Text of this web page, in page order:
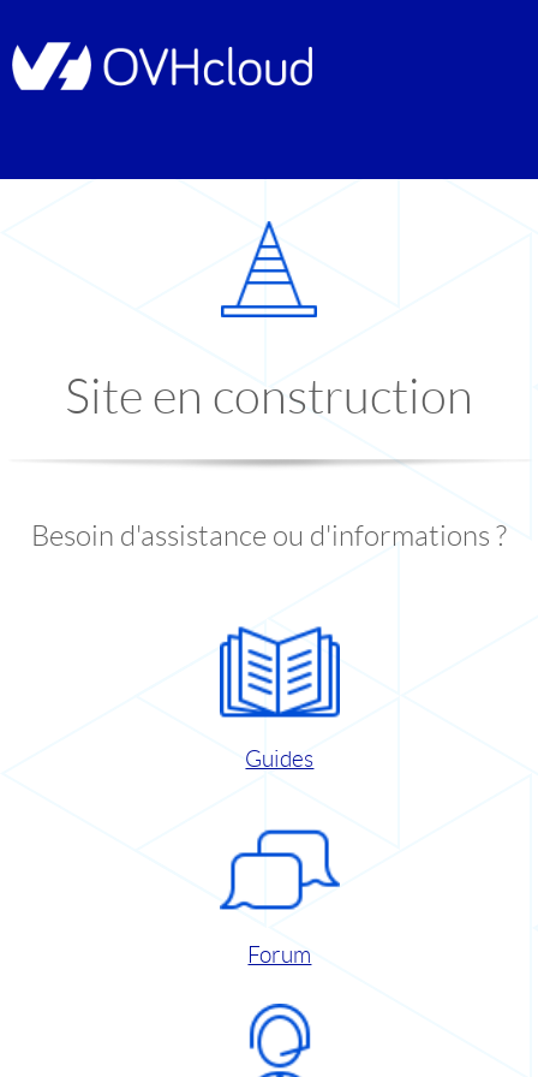
Site en construction
Besoin d'assistance ou d'informations ?
Guides
Forum